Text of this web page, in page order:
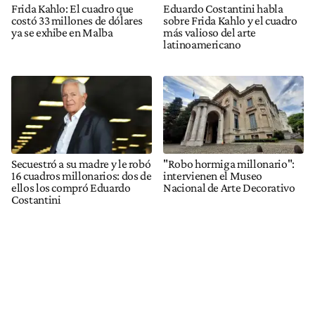
Frida Kahlo: El cuadro que
costó 33 millones de dólares
ya se exhibe en Malba
Eduardo Costantini habla
sobre Frida Kahlo y el cuadro
más valioso del arte
latinoamericano
Secuestró a su madre y le robó
16 cuadros millonarios: dos de
ellos los compró Eduardo
Costantini
"Robo hormiga millonario":
intervienen el Museo
Nacional de Arte Decorativo